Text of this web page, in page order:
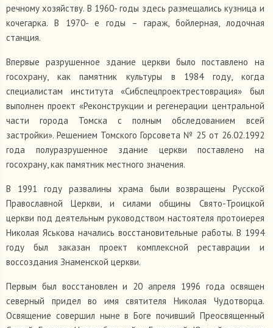
речному хозяйству. В 1960- годы здесь размещались кузница и
кочегарка. В 1970- е годы – гараж, бойлерная, лодочная
станция.
Впервые разрушенное здание церкви было поставлено на
госохрану, как памятник культуры в 1984 году, когда
специалистам института «Сибспецпроектрестоврация» был
выполнен проект «Реконструкции и регенерации центральной
части города Томска с полным обследованием всей
застройки». Решением Томского Горсовета № 25 от 26.02.1992
года полуразрушенное здание церкви поставлено на
госохрану, как памятник местного значения.
В 1991 году развалины храма были возвращены Русской
Православной Церкви, и силами общины Свято-Троицкой
церкви под деятельным руководством настоятеля протоиерея
Николая Яськова начались восстановительные работы. В 1994
году был заказан проект комплексной реставрации и
воссоздания Знаменской церкви.
Первым был восстановлен и 20 апреля 1996 года освящен
северный придел во имя святителя Николая Чудотворца.
Освящение совершил ныне в Боге почивший Преосвященный